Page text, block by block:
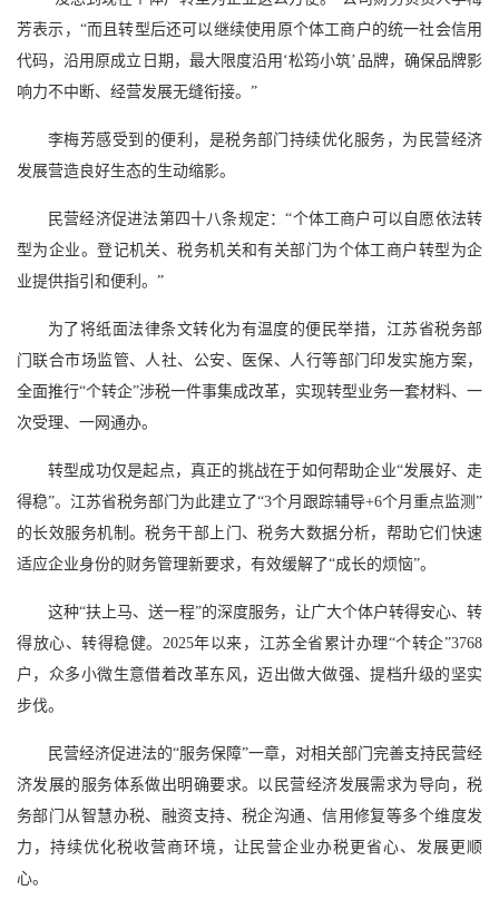
芳表示，“而且转型后还可以继续使用原个体工商户的统一社会信用
代码，沿用原成立日期，最大限度沿用‘松筠小筑’品牌，确保品牌影
响力不中断、经营发展无缝衔接。”
李梅芳感受到的便利，是税务部门持续优化服务，为民营经济
发展营造良好生态的生动缩影。
民营经济促进法第四十八条规定：“个体工商户可以自愿依法转
型为企业。登记机关、税务机关和有关部门为个体工商户转型为企
业提供指引和便利。”
为了将纸面法律条文转化为有温度的便民举措，江苏省税务部
门联合市场监管、人社、公安、医保、人行等部门印发实施方案，
全面推行“个转企”涉税一件事集成改革，实现转型业务一套材料、一
次受理、一网通办。
转型成功仅是起点，真正的挑战在于如何帮助企业“发展好、走
得稳”。江苏省税务部门为此建立了“3个月跟踪辅导+6个月重点监测”
的长效服务机制。税务干部上门、税务大数据分析，帮助它们快速
适应企业身份的财务管理新要求，有效缓解了“成长的烦恼”。
这种“扶上马、送一程”的深度服务，让广大个体户转得安心、转
得放心、转得稳健。2025年以来，江苏全省累计办理“个转企”3768
户，众多小微生意借着改革东风，迈出做大做强、提档升级的坚实
步伐。
民营经济促进法的“服务保障”一章，对相关部门完善支持民营经
济发展的服务体系做出明确要求。以民营经济发展需求为导向，税
务部门从智慧办税、融资支持、税企沟通、信用修复等多个维度发
力，持续优化税收营商环境，让民营企业办税更省心、发展更顺
心。